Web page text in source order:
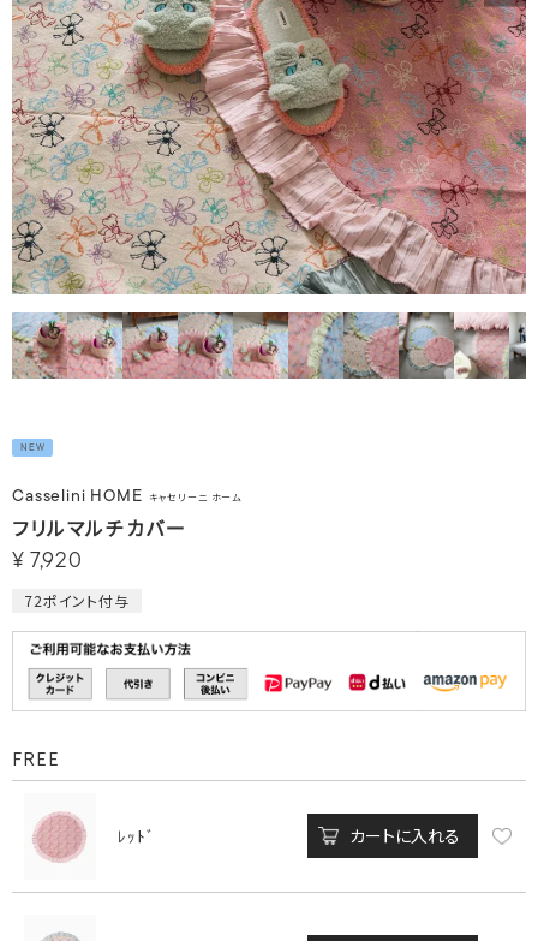
NEW
Casselini HOME キャセリーニ ホーム
フリルマルチカバー
¥ 7,920
72ポイント付与
FREE
ﾚｯﾄﾞ カートに入れる